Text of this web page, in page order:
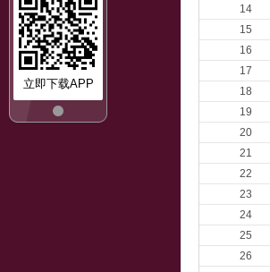
立即下载APP
14
15
16
17
18
19
20
21
22
23
24
25
26